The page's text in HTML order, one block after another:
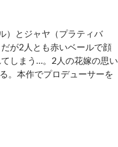
）とジャヤ（プラティバ
が2人とも赤いベールで顔
しまう…。2人の花嫁の思い
。本作でプロデューサーを